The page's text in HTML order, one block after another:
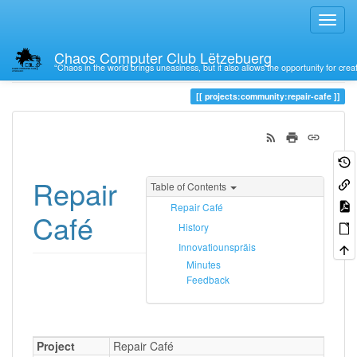
Chaos Computer Club Lëtzebuerg
“Chaos in the world brings uneasiness, but it also allows the opportunity for
Trace repair-cafe
projects:community:repair-cafe
Table of Contents
Repair Café
History
Innovatiounspräis
Minutes
Feedback
Repair
Café
Project
Repair Café